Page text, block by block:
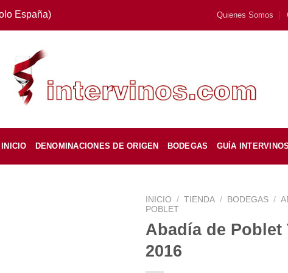
España) Quienes Somos
INICIO DENOMINACIONES DE ORIGEN BODEGAS GUÍA INTERVINOS
INICIO / TIENDA / BODEGAS /
POBLET
Abadía de Poblet
2016